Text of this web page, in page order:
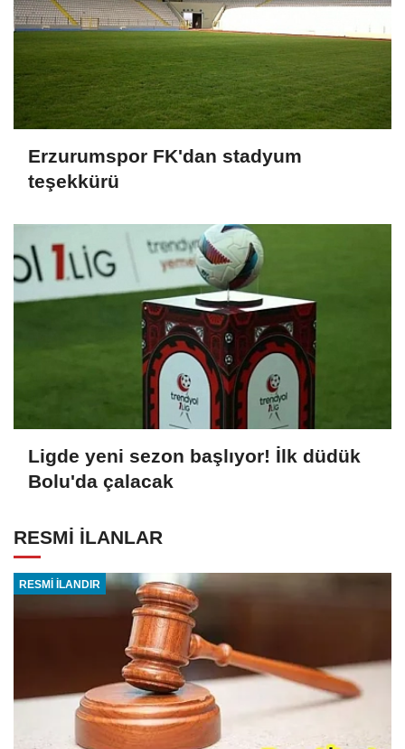
Erzurumspor FK'dan stadyum
teşekkürü
Ligde yeni sezon başlıyor! İlk düdük
Bolu'da çalacak
RESMİ İLANLAR
RESMİ İLANDIR